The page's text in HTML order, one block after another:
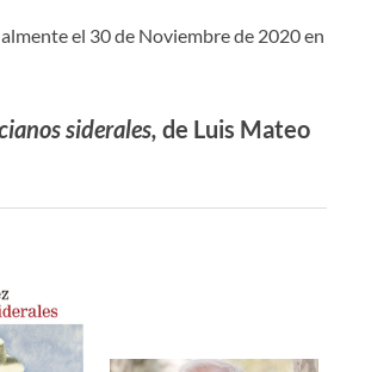
el 30 de Noviembre de 2020 en
siderales,de Luis Mateo